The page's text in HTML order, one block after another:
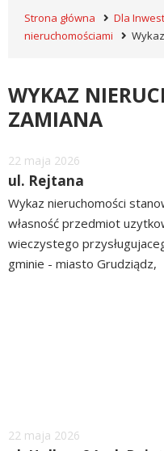
Strona główna Dla
nieruchomościami
WYKAZ
ZAMIANA
Dodano
22 maja 2026
ul. Rejtana
Wykaz nieruchomości
własność przedmiot
wieczystego
gminie - miasto Grudziądz,
Dodano
22 maja 2026